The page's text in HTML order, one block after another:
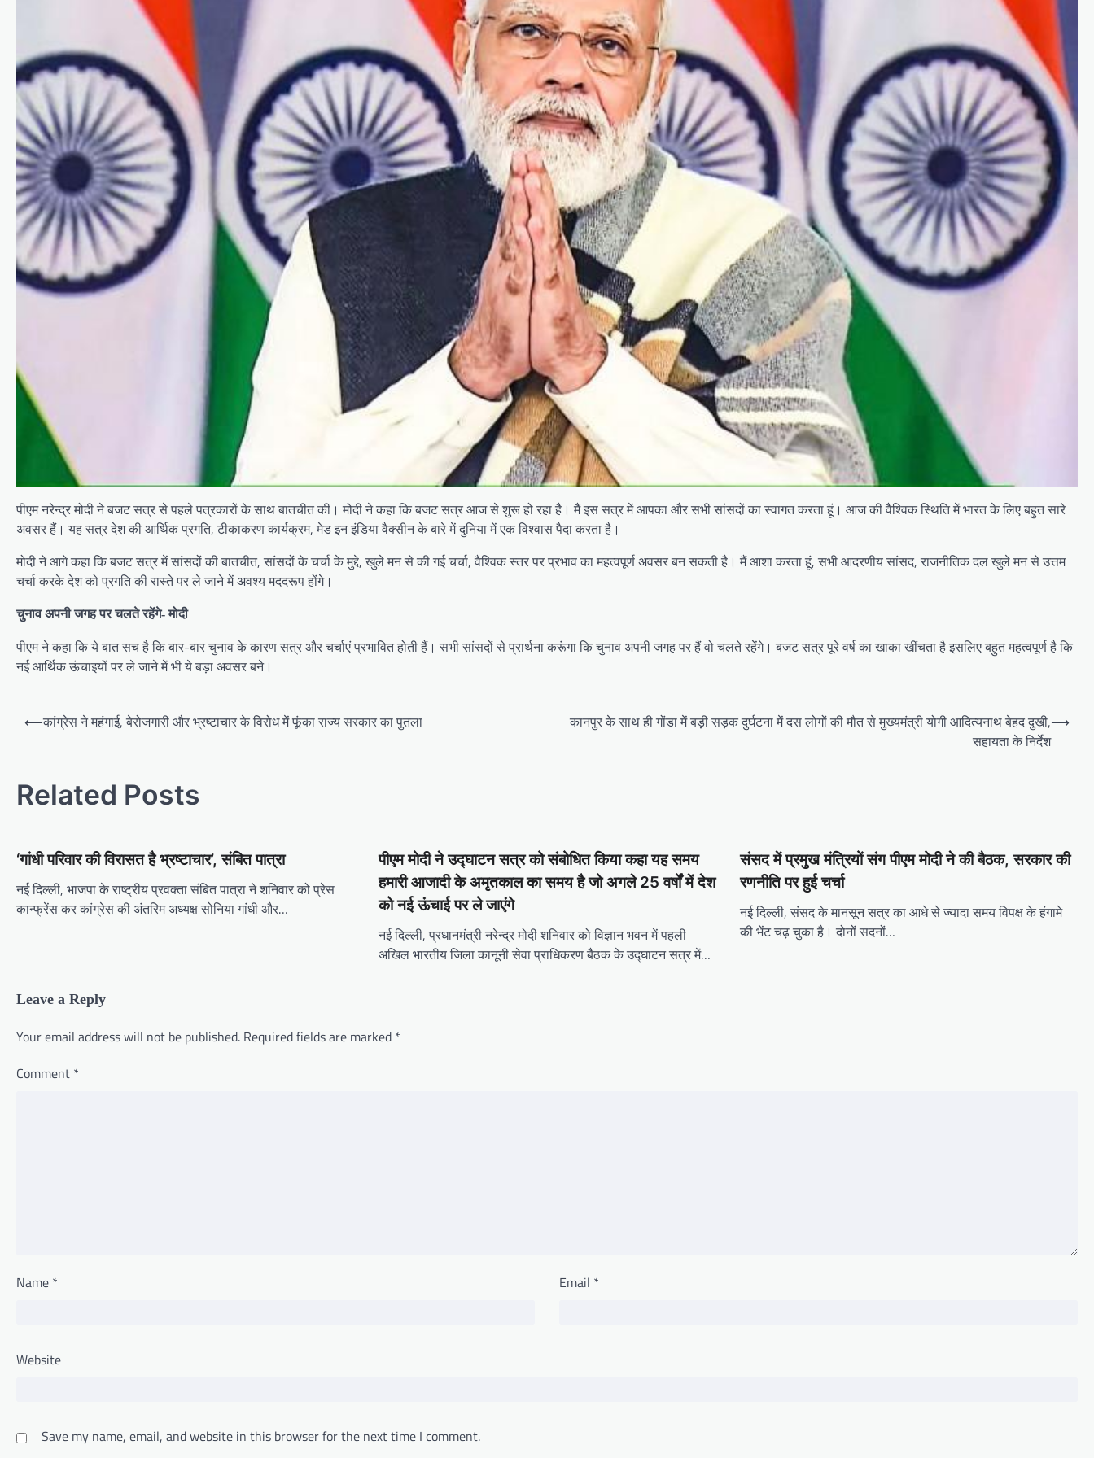
पीएम नरेन्द्र मोदी ने बजट सत्र से पहले पत्रकारों के साथ बातचीत की। मोदी ने कहा कि बजट सत्र आज से शुरू हो रहा है। मैं इस सत्र में आपका और सभी सांसदों का स्वागत करता हूं। आज की वैश्विक स्थिति में भारत के लिए बहुत सारे
अवसर हैं। यह सत्र देश की आर्थिक प्रगति, टीकाकरण कार्यक्रम, मेड इन इंडिया वैक्सीन के बारे में दुनिया में एक विश्वास पैदा करता है।
मोदी ने आगे कहा कि बजट सत्र में सांसदों की बातचीत, सांसदों के चर्चा के मुद्दे, खुले मन से की गई चर्चा, वैश्विक स्तर पर प्रभाव का महत्वपूर्ण अवसर बन सकती है। मैं आशा करता हूं, सभी आदरणीय सांसद, राजनीतिक दल खुले मन से उत्तम
चर्चा करके देश को प्रगति की रास्ते पर ले जाने में अवश्य मददरूप होंगे।
चुनाव अपनी जगह पर चलते रहेंगे- मोदी
पीएम ने कहा कि ये बात सच है कि बार-बार चुनाव के कारण सत्र और चर्चाएं प्रभावित होती हैं। सभी सांसदों से प्रार्थना करूंगा कि चुनाव अपनी जगह पर हैं वो चलते रहेंगे। बजट सत्र पूरे वर्ष का खाका खींचता है इसलिए बहुत महत्वपूर्ण है कि
नई आर्थिक ऊंचाइयों पर ले जाने में भी ये बड़ा अवसर बने।
t
v
i
g
i
n
⟵कांग्रेस ने महंगाई, बेरोजगारी और भ्रष्टाचार के विरोध में फूंका राज्‍य सरकार का पुतला
कानपुर के साथ ही गोंडा में बड़ी सड़क दुर्घटना में दस लोगों की मौत से मुख्यमंत्री योगी आदित्यनाथ बेहद दुखी,
सहायता के निर्देश
⟶
Related Posts
‘गांधी परिवार की विरासत है भ्रष्टाचार’, संबित पात्रा
नई दिल्ली, भाजपा के राष्ट्रीय प्रवक्ता संबित पात्रा ने शनिवार को प्रेस
कान्फ्रेंस कर कांग्रेस की अंतरिम अध्यक्ष सोनिया गांधी और…
पीएम मोदी ने उद्घाटन सत्र को संबोधित किया कहा यह समय
हमारी आजादी के अमृतकाल का समय है जो अगले 25 वर्षों में देश
को नई ऊंचाई पर ले जाएंगे
नई दिल्ली, प्रधानमंत्री नरेन्द्र मोदी शनिवार को विज्ञान भवन में पहली
अखिल भारतीय जिला कानूनी सेवा प्राधिकरण बैठक के उद्घाटन सत्र में…
संसद में प्रमुख मंत्रियों संग पीएम मोदी ने की बैठक, सरकार की
रणनीति पर हुई चर्चा
नई दिल्ली, संसद के मानसून सत्र का आधे से ज्यादा समय विपक्ष के हंगामे
की भेंट चढ़ चुका है। दोनों सदनों…
Leave a Reply
Your email address will not be published. Required fields are marked *
Comment *
Name * Email *
Website
Save my name, email, and website in this browser for the next time I comment.